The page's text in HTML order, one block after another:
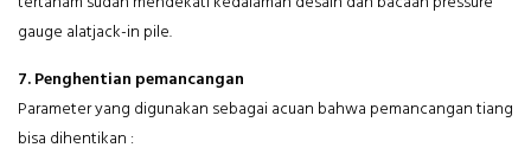
gauge alatjack-in pile.
7. Penghentian pemancangan
Parameter yang digunakan sebagai acuan bahwa pemancangan tiang
bisa dihentikan :